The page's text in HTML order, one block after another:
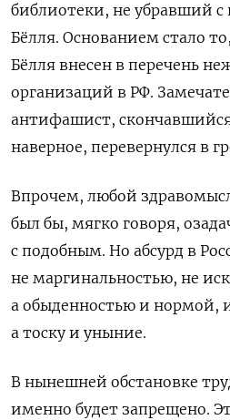
библиотеки, не убравший с
Бёлля. Основанием стало
Бёлля внесен в перечень
организаций в РФ.
антифашист, скончавшийся
наверное, перевернулся в
Впрочем, любой
был бы, мягко говоря,
с подобным. Но абсурд в
не маргинальностью, не
а обыденностью и нормой,
а тоску и уныние.
В нынешней обстановке
именно будет запрещено.